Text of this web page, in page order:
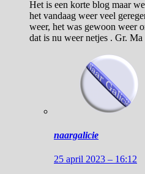
Het is een korte blog maar
het vandaag weer veel
weer, het was gewoon weer
dat is nu weer netjes . Gr. Ma
naargalicie
25 april 2023 – 16:12